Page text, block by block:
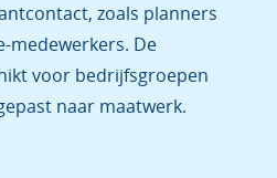
zoals planners
medewerkers. De
voor bedrijfsgroepen
naar maatwerk.